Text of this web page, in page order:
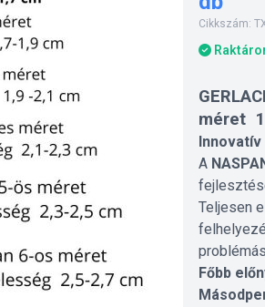
Cikkszám:
méret
A
Teljesen
Főbb